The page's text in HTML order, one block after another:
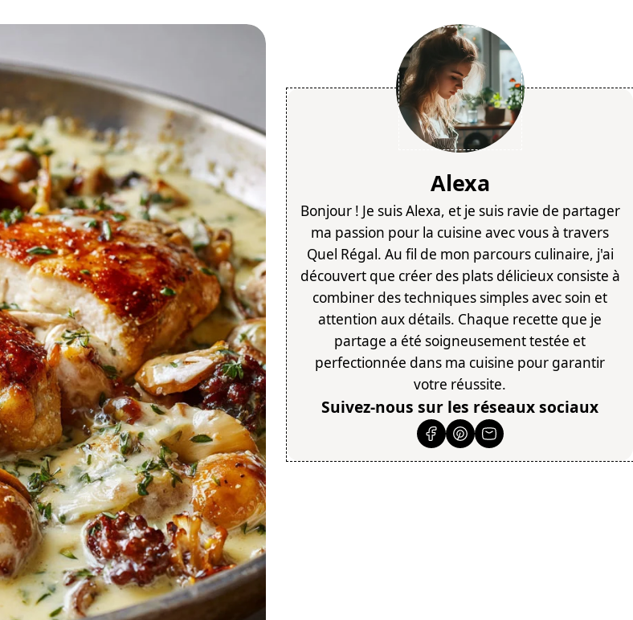
Alexa
Bonjour ! Je suis Alexa, et je suis ravie de partager
ma passion pour la cuisine avec vous à travers
Quel Régal. Au fil de mon parcours culinaire, j'ai
découvert que créer des plats délicieux consiste à
combiner des techniques simples avec soin et
attention aux détails. Chaque recette que je
partage a été soigneusement testée et
perfectionnée dans ma cuisine pour garantir
votre réussite.
Suivez-nous sur les réseaux sociaux